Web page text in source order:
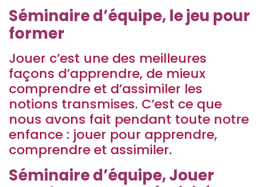
Séminaire d’équipe, le jeu pour
former
Jouer c’est une des meilleures
façons d’apprendre, de mieux
comprendre et d’assimiler les
notions transmises. C’est ce que
nous avons fait pendant toute notre
enfance : jouer pour apprendre,
comprendre et assimiler.
Séminaire d’équipe, Jouer